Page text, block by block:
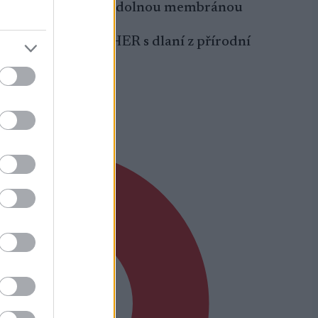
s větruodolnou membránou
PODIUM LEATHER s dlaní z přírodní